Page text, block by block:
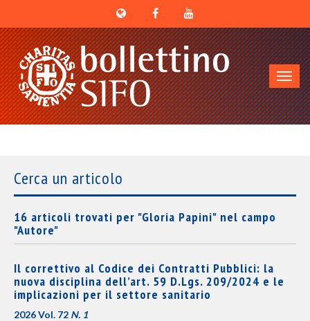
Cerca un articolo
16 articoli trovati per "Gloria Papini" nel campo
"Autore"
Il correttivo al Codice dei Contratti Pubblici: la
nuova disciplina dell’art. 59 D.Lgs. 209/2024 e le
implicazioni per il settore sanitario
2026 Vol. 72 N. 1